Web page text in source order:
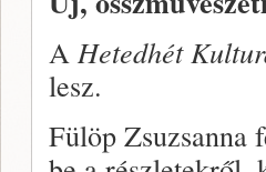
A Hetedhét
lesz.
Fülöp Zsuzsanna